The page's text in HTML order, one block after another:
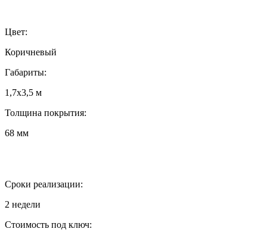
Цвет:
Коричневый
Габариты:
1,7х3,5 м
Толщина покрытия:
68 мм
Сроки реализации:
2 недели
Стоимость под ключ: